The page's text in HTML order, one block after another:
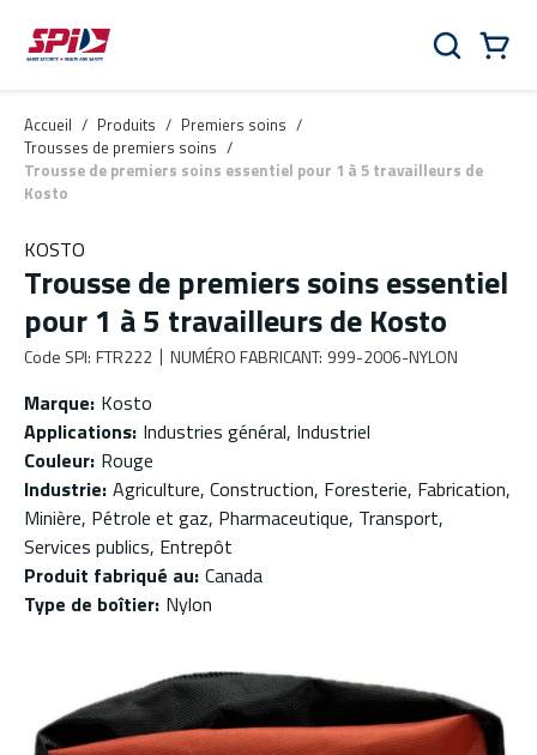
Aller au contenu principal
Skip to menu
Skip to footer
Rechercher
Accueil / Produits / Premiers soins /
Trousses de premiers soins /
Trousse de premiers soins essentiel pour 1 à 5 travailleurs de
Kosto
KOSTO
Trousse de premiers soins essentiel
pour 1 à 5 travailleurs de Kosto
Code SPI: FTR222 NUMÉRO FABRICANT: 999-2006-NYLON
Marque: Kosto
Applications: Industries général, Industriel
Couleur: Rouge
Industrie: Agriculture, Construction, Foresterie, Fabrication,
Minière, Pétrole et gaz, Pharmaceutique, Transport,
Services publics, Entrepôt
Produit fabriqué au: Canada
Type de boîtier: Nylon